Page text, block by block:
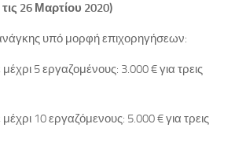
26 Μαρτίου 2020)
υπό μορφή επιχορηγήσεων:
μέχρι 5 εργαζομένους: 3.000 € για τρεις
μέχρι 10 εργαζόμενους: 5.000 € για τρεις